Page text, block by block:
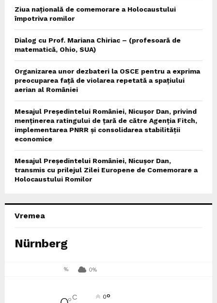
Ziua națională de comemorare a Holocaustului
împotriva romilor
Dialog cu Prof. Mariana Chiriac – (profesoară de
matematică, Ohio, SUA)
Organizarea unor dezbateri la OSCE pentru a exprima
preocuparea față de violarea repetată a spațiului
aerian al României
Mesajul Președintelui României, Nicușor Dan, privind
menținerea ratingului de țară de către Agenția Fitch,
implementarea PNRR și consolidarea stabilității
economice
Mesajul Președintelui României, Nicușor Dan,
transmis cu prilejul Zilei Europene de Comemorare a
Holocaustului Romilor
Vremea
Nürnberg
% 0%
°C 0°